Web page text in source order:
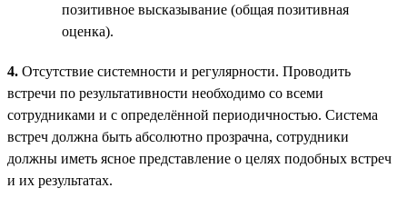
позитивное высказывание (общая позитивная
оценка).
4. Отсутствие системности и регулярности. Проводить
встречи по результативности необходимо со всеми
сотрудниками и с определённой периодичностью. Система
встреч должна быть абсолютно прозрачна, сотрудники
должны иметь ясное представление о целях подобных встреч
и их результатах.